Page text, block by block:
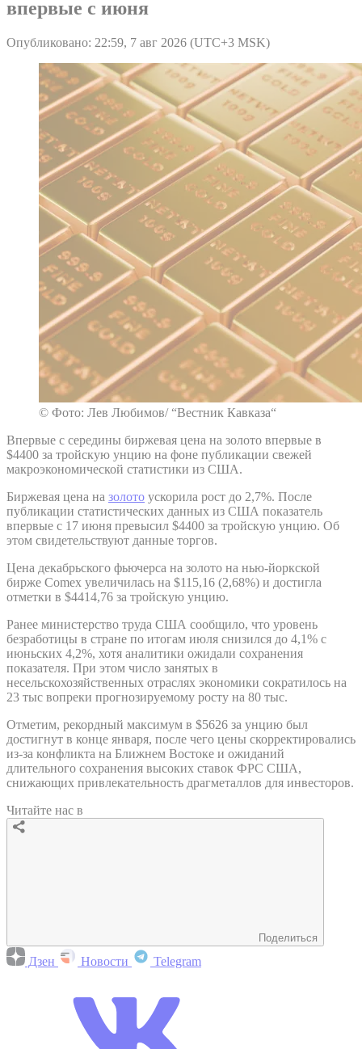
впервые с июня
Опубликовано: 22:59, 7 авг 2026 (UTC+3 MSK)
© Фото: Лев Любимов/ “Вестник Кавказа“
Впервые с середины биржевая цена на золото впервые в
$4400 за тройскую унцию на фоне публикации свежей
макроэкономической статистики из США.
Биржевая цена на золото ускорила рост до 2,7%. После
публикации статистических данных из США показатель
впервые с 17 июня превысил $4400 за тройскую унцию. Об
этом свидетельствуют данные торгов.
Цена декабрьского фьючерса на золото на нью-йоркской
бирже Comex увеличилась на $115,16 (2,68%) и достигла
отметки в $4414,76 за тройскую унцию.
Ранее министерство труда США сообщило, что уровень
безработицы в стране по итогам июля снизился до 4,1% с
июньских 4,2%, хотя аналитики ожидали сохранения
показателя. При этом число занятых в
несельскохозяйственных отраслях экономики сократилось на
23 тыс вопреки прогнозируемому росту на 80 тыс.
Отметим, рекордный максимум в $5626 за унцию был
достигнут в конце января, после чего цены скорректировались
из-за конфликта на Ближнем Востоке и ожиданий
длительного сохранения высоких ставок ФРС США,
снижающих привлекательность драгметаллов для инвесторов.
Читайте нас в
Поделиться
Дзен Новости Telegram